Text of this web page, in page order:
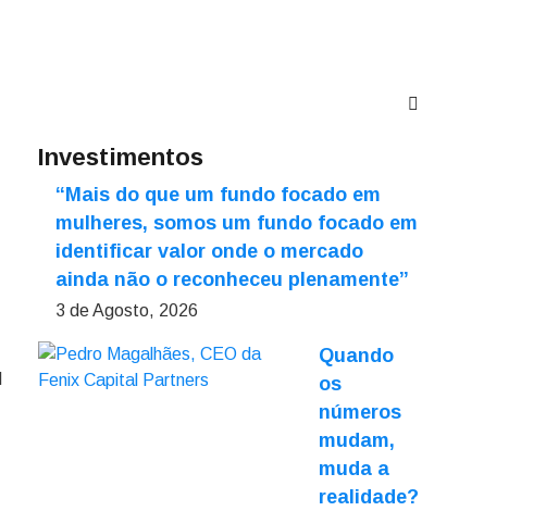
Investimentos
“Mais do que um fundo focado em
mulheres, somos um fundo focado em
identificar valor onde o mercado
ainda não o reconheceu plenamente”
3 de Agosto, 2026
Quando
os
números
mudam,
muda a
realidade?